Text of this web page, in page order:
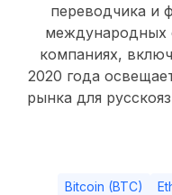
переводчика и
международных
компаниях,
2020 года
рынка для
Bitcoin (BTC)